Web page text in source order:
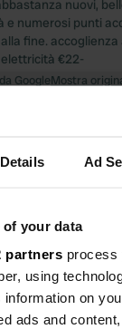
Details Ad
of your data
partners process
using
on
ads and
nuovi,
e numerosi punti
fine.
elettricità €22-
GoogleMostra